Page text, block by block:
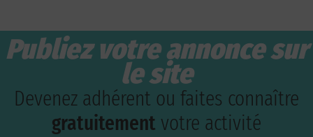
Publiez votre annonce sur
le site
Devenez adhérent ou faites connaître
gratuitement votre activité